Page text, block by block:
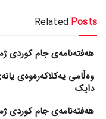
Related Posts
هەفتەنامەی جام کوردی
وەڵامی یەکلاکەرەوەی
دایک
هەفتەنامەی جام کوردی